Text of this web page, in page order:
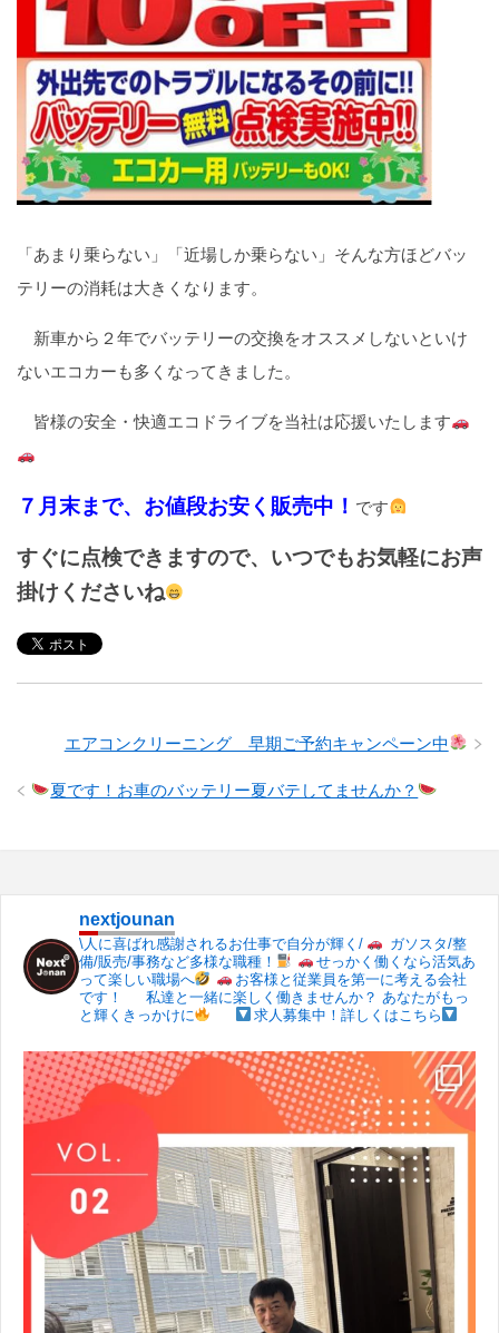
「あまり乗らない」「近場しか乗らない」そんな方ほどバッ
テリーの消耗は大きくなります。
新車から２年でバッテリーの交換をオススメしないといけ
ないエコカーも多くなってきました。
皆様の安全・快適エコドライブを当社は応援いたします
７月末まで、お値段お安く販売中！ です
すぐに点検できますので、いつでもお気軽にお声
掛けくださいね
エアコンクリーニング 早期ご予約キャンペーン中
夏です！お車のバッテリー夏バテしてませんか？
nextjounan
\人に喜ばれ感謝されるお仕事で自分が輝く/
ガソスタ/整
備/販売/事務など多様な職種！
せっかく働くなら活気あ
って楽しい職場へ
お客様と従業員を第一に考える会社
です！
私達と一緒に楽しく働きませんか？ あなたがもっ
と輝くきっかけに
求人募集中！詳しくはこちら